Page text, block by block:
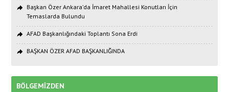
Başkan Özer Ankara’da İmaret Mahallesi Konutları İçin
Temaslarda Bulundu
AFAD Başkanlığındaki Toplantı Sona Erdi
BAŞKAN ÖZER AFAD BAŞKANLIĞINDA
BÖLGEMİZDEN